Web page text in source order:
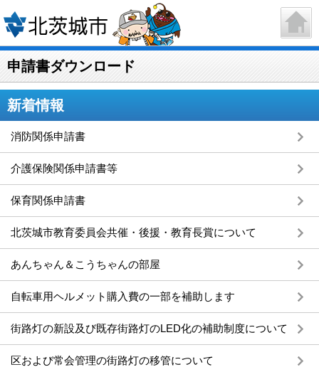
申請書ダウンロード
新着情報
消防関係申請書
介護保険関係申請書等
保育関係申請書
北茨城市教育委員会共催・後援・教育長賞について
あんちゃん＆こうちゃんの部屋
自転車用ヘルメット購入費の一部を補助します
街路灯の新設及び既存街路灯のLED化の補助制度について
区および常会管理の街路灯の移管について